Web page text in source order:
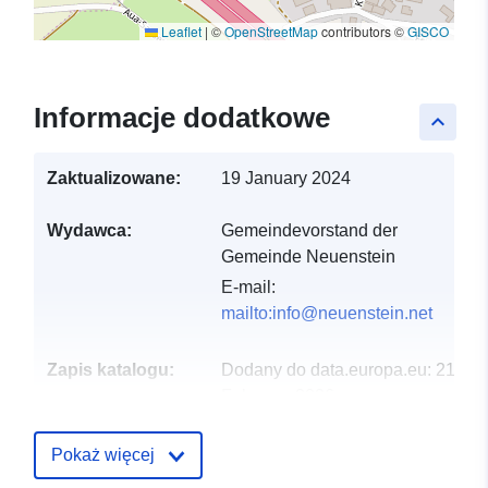
Leaflet | ©OpenStreetMapcontributors ©GISCO
keyboard_arrow_up
Informacje dodatkowe
Zaktualizowane: 19 January 2024
Wydawca:
Gemeindevorstand der
Gemeinde Neuenstein
E-mail:
mailto:info@neuenstein.net
Zapis katalogu: Dodany do data.europa.eu: 21
Pokaż więcej